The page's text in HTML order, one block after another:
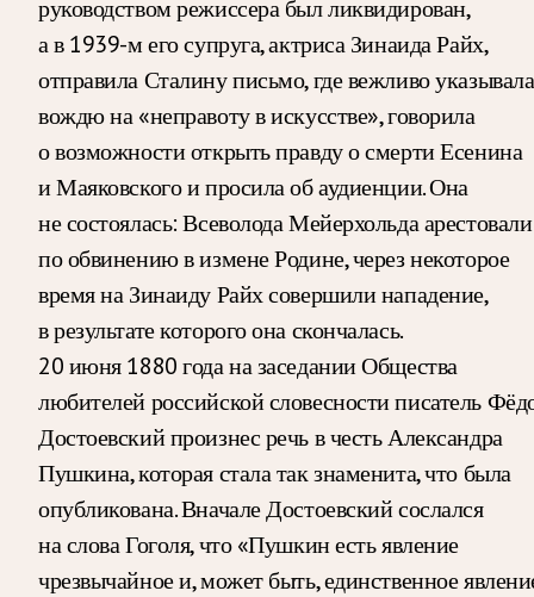
руководством режиссера был ликвидирован,
а в 1939-м его супруга, актриса Зинаида Райх,
отправила Сталину письмо, где вежливо указывала
вождю на «неправоту в искусстве», говорила
о возможности открыть правду о смерти Есенина
и Маяковского и просила об аудиенции. Она
не состоялась: Всеволода Мейерхольда арестовали
по обвинению в измене Родине, через некоторое
время на Зинаиду Райх совершили нападение,
в результате которого она скончалась.
20 июня 1880 года на заседании Общества
любителей российской словесности писатель
Достоевский произнес речь в честь Александра
Пушкина, которая стала так знаменита, что была
опубликована. Вначале Достоевский сослался
на слова Гоголя, что «Пушкин есть явление
чрезвычайное и, может быть, единственное